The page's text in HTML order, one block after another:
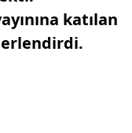
katılan